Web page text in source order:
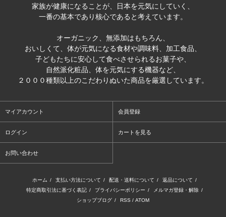
家族が健康になることが、日本を元気にしていく、
一番の基本であり核心であると考えています。
オーガニック、無添加はもちろん、
おいしくて、体が元気になる食材や調味料、加工食品、
子どもたちに安心して食べさせられるお菓子や、
自然派化粧品、体を元気にする機器など、
２０００種類以上のこだわりぬいた商品を厳選しています。
マイアカウント 会員登録
ログイン カートを見る
お問い合わせ
ホーム / 支払い方法について / 配送・送料について / 返品について /
特定商取引法に基づく表記 / プライバシーポリシー / メルマガ登録・解除 /
ショップブログ / RSS / ATOM